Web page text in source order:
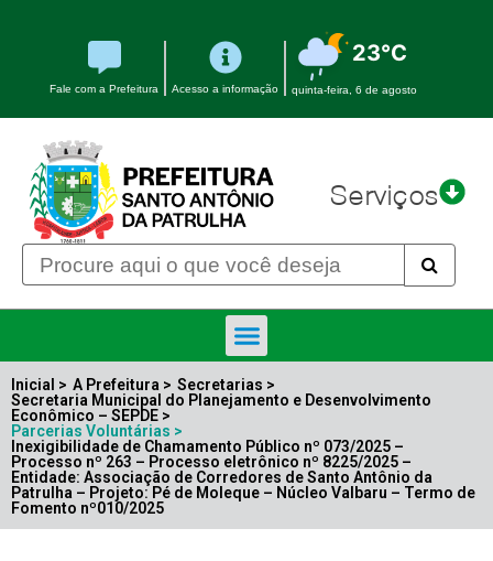
Fale com a Prefeitura Acesso a informação
23°C
quinta-feira, 6 de agosto
Serviços
Inicial > A Prefeitura > Secretarias >
Secretaria Municipal do Planejamento e Desenvolvimento
Econômico – SEPDE >
Parcerias Voluntárias >
Inexigibilidade de Chamamento Público nº 073/2025 –
Processo nº 263 – Processo eletrônico nº 8225/2025 –
Entidade: Associação de Corredores de Santo Antônio da
Patrulha – Projeto: Pé de Moleque – Núcleo Valbaru – Termo de
Fomento nº010/2025